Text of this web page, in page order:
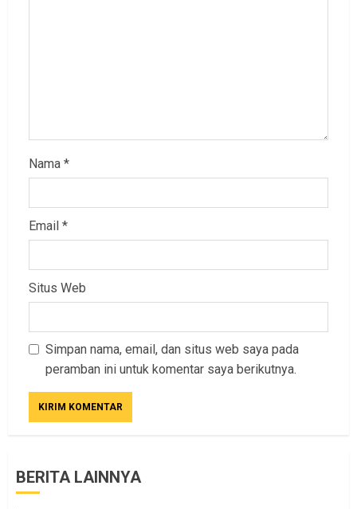
Nama *
Email *
Situs Web
Simpan nama, email, dan situs web saya pada
peramban ini untuk komentar saya berikutnya.
BERITA LAINNYA